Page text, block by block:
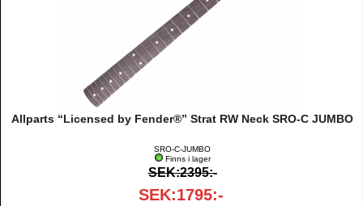
Allparts “Licensed by Fender®” Strat RW Neck SRO-C JUMBO
SRO-C-JUMBO
Finns i lager
SEK:2395:-
SEK:1795:-